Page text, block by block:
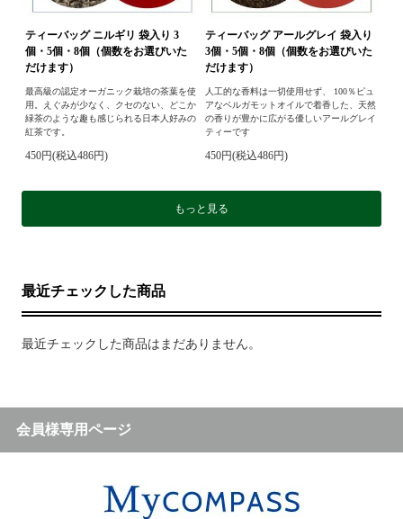
ティーバッグ ニルギリ 袋入り 3
個・5個・8個（個数をお選びいた
だけます）
最高級の認定オーガニック栽培の茶葉を使
用。えぐみが少なく、クセのない、どこか
緑茶のような趣も感じられる日本人好みの
紅茶です。
450円(税込486円)
ティーバッグ アールグレイ 袋入り
3個・5個・8個（個数をお選びいた
だけます）
人工的な香料は一切使用せず、 100％ピュ
アなベルガモットオイルで着香した、天然
の香りが豊かに広がる優しいアールグレイ
ティーです
450円(税込486円)
もっと見る
最近チェックした商品
最近チェックした商品はまだありません。
会員様専用ページ